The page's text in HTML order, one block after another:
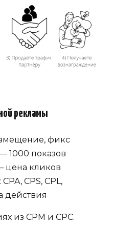
рекламы
фикс
1000 показов
цена кликов
CPS, CPL,
действия
из СРМ и СРС.